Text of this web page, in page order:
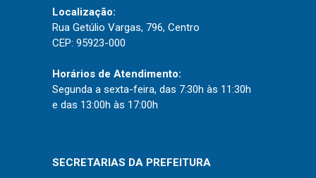
Instruções Normativas
Licitações
Dispensas e Inexigibilidades
Chamamentos Públicos
Localização:
Rua Getúlio Vargas, 796, Centro
CEP: 95923-000
Horários de Atendimento:
Segunda a sexta-feira, das 7:30h às 11:30h
e das 13:00h às 17:00h
SECRETARIAS DA PREFEITURA